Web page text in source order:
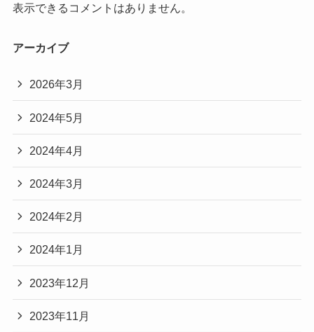
表示できるコメントはありません。
アーカイブ
2026年3月
2024年5月
2024年4月
2024年3月
2024年2月
2024年1月
2023年12月
2023年11月